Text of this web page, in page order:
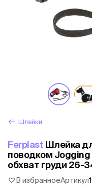
Шлейки
Ferplast Шлейка
поводком
обхват груди 26-
В избранноеАртикул